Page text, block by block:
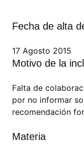
Fecha de alta
17 Agosto 2015
Motivo de la
Falta de
por no informar
recomendación
Materia